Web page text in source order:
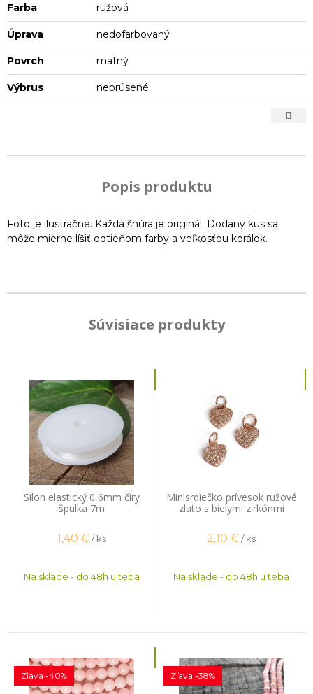
Farba ružová
Úprava nedofarbovaný
Povrch matný
Výbrus nebrúsené
Popis produktu
Foto je ilustračné. Každá šnúra je originál. Dodaný kus sa
môže mierne líšiť odtieňom farby a veľkosťou korálok.
Súvisiace produkty
Silon elastický 0,6mm číry
špulka 7m
1,40 € / ks
Na sklade - do 48h u teba
Minisrdiečko prívesok ružové
zlato s bielymi zirkónmi
2,10 €/ ks
Na sklade - do 48h u teba
Zľava -40% Zľava -38%